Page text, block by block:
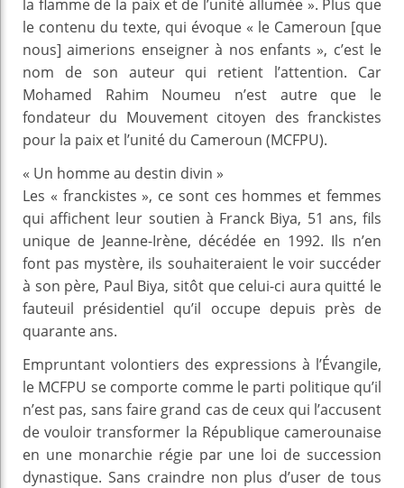
la flamme de la paix et de l’unité allumée ». Plus que
le contenu du texte, qui évoque « le Cameroun [que
nous] aimerions enseigner à nos enfants », c’est le
nom de son auteur qui retient l’attention. Car
Mohamed Rahim Noumeu n’est autre que le
fondateur du Mouvement citoyen des franckistes
pour la paix et l’unité du Cameroun (MCFPU).
« Un homme au destin divin »
Les « franckistes », ce sont ces hommes et femmes
qui affichent leur soutien à Franck Biya, 51 ans, fils
unique de Jeanne-Irène, décédée en 1992. Ils n’en
font pas mystère, ils souhaiteraient le voir succéder
à son père, Paul Biya, sitôt que celui-ci aura quitté le
fauteuil présidentiel qu’il occupe depuis près de
quarante ans.
Empruntant volontiers des expressions à l’Évangile,
le MCFPU se comporte comme le parti politique qu’il
n’est pas, sans faire grand cas de ceux qui l’accusent
de vouloir transformer la République camerounaise
en une monarchie régie par une loi de succession
dynastique. Sans craindre non plus d’user de tous